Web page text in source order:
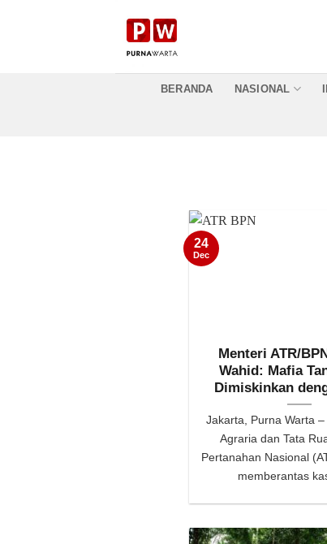
BERANDA NASIONAL
Menteri ATR/
Wahid: Mafia
Dimiskinkan
Jakarta, Purna Warta
Agraria dan Tata
Pertanahan Nasional
memberantas
24
Dec